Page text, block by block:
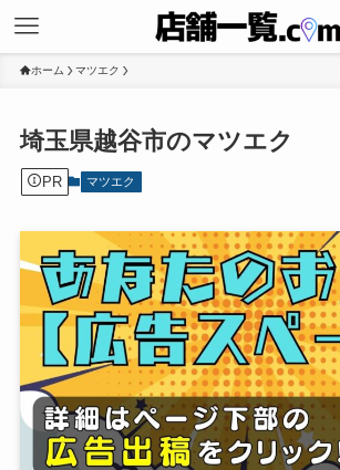
ホーム マツエク
埼玉県越谷市のマツエク
PR マツエク